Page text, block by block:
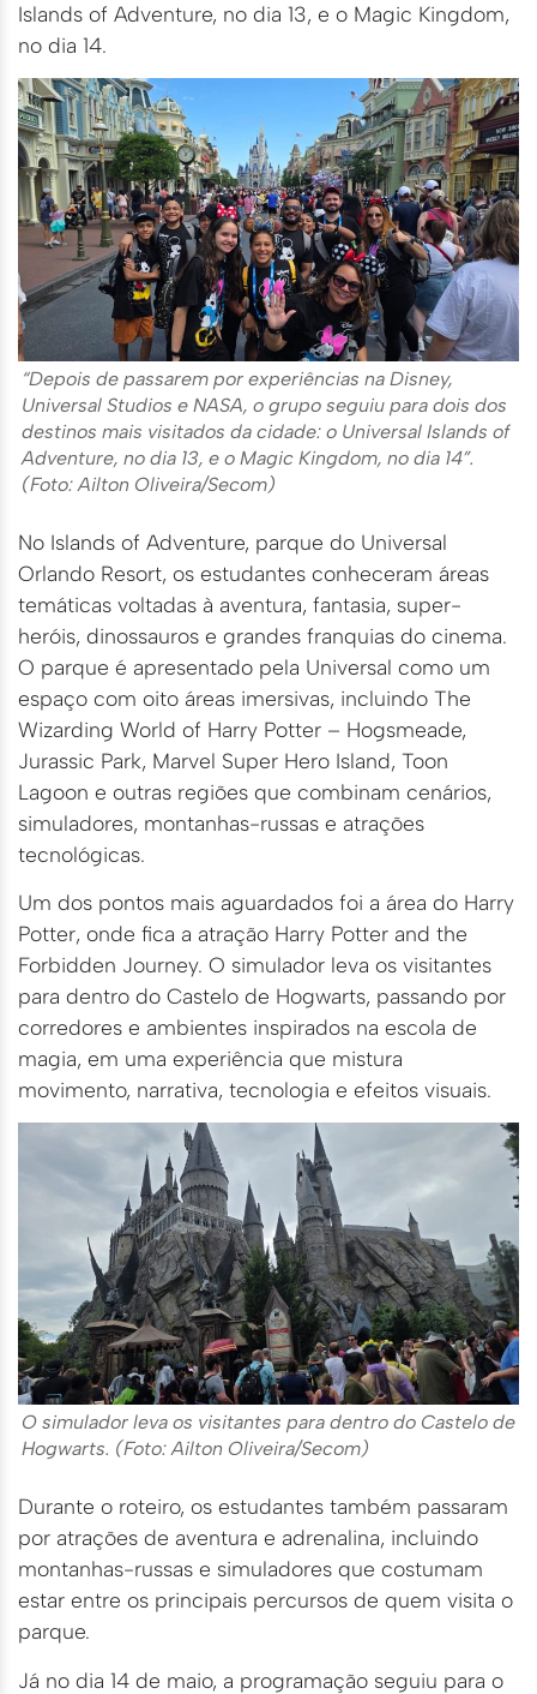
Islands of Adventure, no dia 13, e o Magic Kingdom,
no dia 14.
“Depois de passarem por experiências na Disney,
Universal Studios e NASA, o grupo seguiu para dois dos
destinos mais visitados da cidade: o Universal Islands of
Adventure, no dia 13, e o Magic Kingdom, no dia 14”.
(Foto: Ailton Oliveira/Secom)
No Islands of Adventure, parque do Universal
Orlando Resort, os estudantes conheceram áreas
temáticas voltadas à aventura, fantasia, super-
heróis, dinossauros e grandes franquias do cinema.
O parque é apresentado pela Universal como um
espaço com oito áreas imersivas, incluindo The
Wizarding World of Harry Potter – Hogsmeade,
Jurassic Park, Marvel Super Hero Island, Toon
Lagoon e outras regiões que combinam cenários,
simuladores, montanhas-russas e atrações
tecnológicas.
Um dos pontos mais aguardados foi a área do Harry
Potter, onde fica a atração Harry Potter and the
Forbidden Journey. O simulador leva os visitantes
para dentro do Castelo de Hogwarts, passando por
corredores e ambientes inspirados na escola de
magia, em uma experiência que mistura
movimento, narrativa, tecnologia e efeitos visuais.
O simulador leva os visitantes para dentro do Castelo de
Hogwarts. (Foto: Ailton Oliveira/Secom)
Durante o roteiro, os estudantes também passaram
por atrações de aventura e adrenalina, incluindo
montanhas-russas e simuladores que costumam
estar entre os principais percursos de quem visita o
parque.
Já no dia 14 de maio, a programação seguiu para o